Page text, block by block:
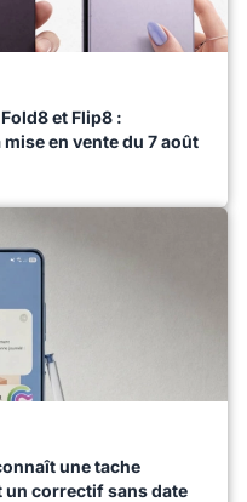
et Flip8 :
en vente du 7 août
une tache
correctif sans date